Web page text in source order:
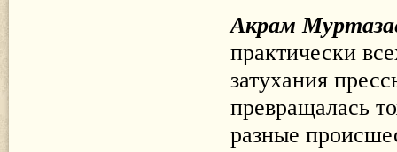
Акрам
практически
затухания
превращалась
разные